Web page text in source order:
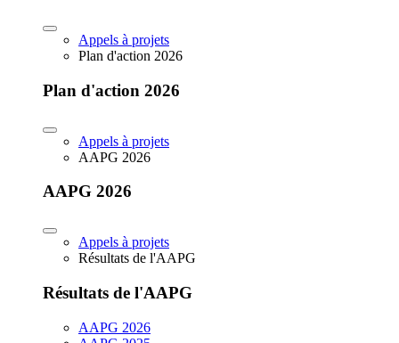
Appels à projets
Plan d'action 2026
Plan d'action 2026
Appels à projets
AAPG 2026
AAPG 2026
Appels à projets
Résultats de l'AAPG
Résultats de l'AAPG
AAPG 2026